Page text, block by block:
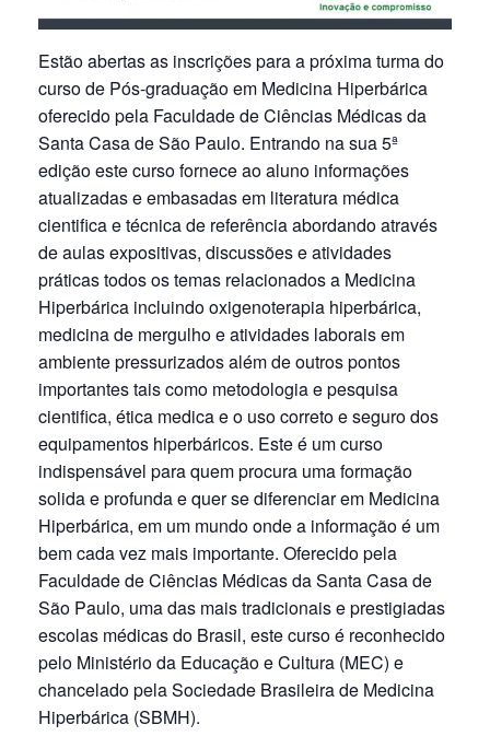
Estão abertas as inscrições para a próxima turma do
curso de Pós-graduação em Medicina Hiperbárica
oferecido pela Faculdade de Ciências Médicas da
Santa Casa de São Paulo. Entrando na sua 5ª
edição este curso fornece ao aluno informações
atualizadas e embasadas em literatura médica
cientifica e técnica de referência abordando através
de aulas expositivas, discussões e atividades
práticas todos os temas relacionados a Medicina
Hiperbárica incluindo oxigenoterapia hiperbárica,
medicina de mergulho e atividades laborais em
ambiente pressurizados além de outros pontos
importantes tais como metodologia e pesquisa
cientifica, ética medica e o uso correto e seguro dos
equipamentos hiperbáricos. Este é um curso
indispensável para quem procura uma formação
solida e profunda e quer se diferenciar em Medicina
Hiperbárica, em um mundo onde a informação é um
bem cada vez mais importante. Oferecido pela
Faculdade de Ciências Médicas da Santa Casa de
São Paulo, uma das mais tradicionais e prestigiadas
escolas médicas do Brasil, este curso é reconhecido
pelo Ministério da Educação e Cultura (MEC) e
chancelado pela Sociedade Brasileira de Medicina
Hiperbárica (SBMH).